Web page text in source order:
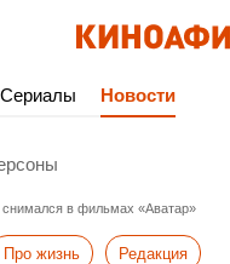
Сериалы Новости
снимался в фильмах «Аватар»
Про жизнь Редакция